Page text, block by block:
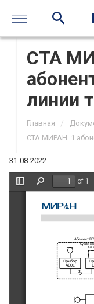
СТА
линии
Главная /
СТА МИРАН. 1
31-08-2022
Find
of 1
Абонент
Прибор
АБ01
Сухие
до 3
2